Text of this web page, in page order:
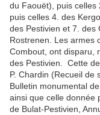
du Faouët), puis celles
puis celles 4. des
des Pestivien et 7.
Rostrenen. Les armes
Combout, ont disparu,
des Pestivien. Cette
P. Chardin (Recueil de
Bulletin monumental
ainsi que celle donnée
de Bulat-Pestivien,